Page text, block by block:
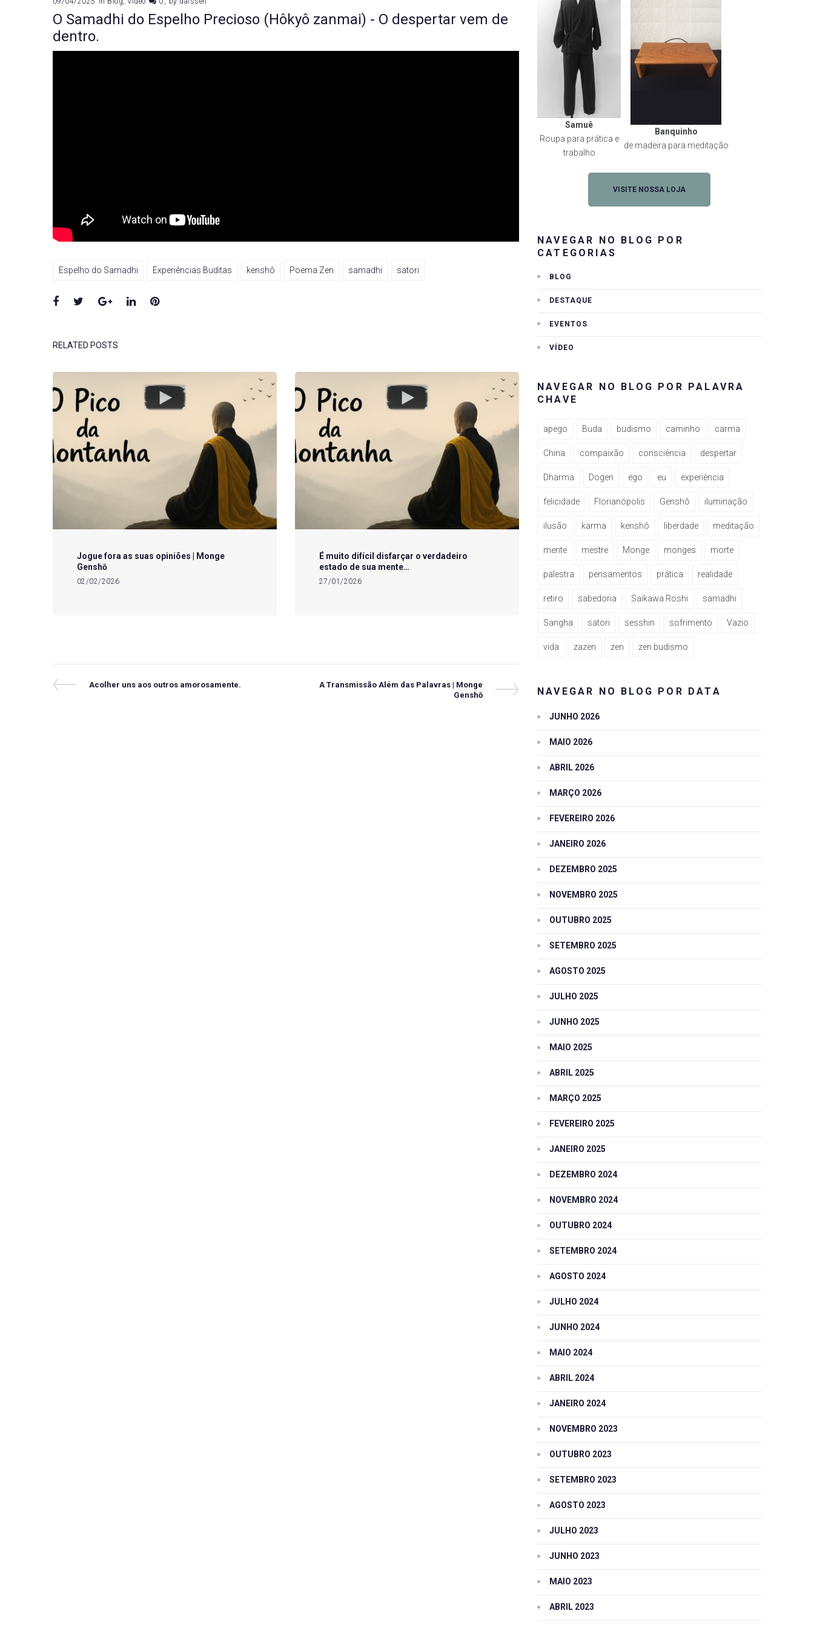
O Samadhi do Espelho Precioso (Hôkyô zanmai) - O despertar vem de
dentro.
Espelho do Samadhi Experiências Buditas kenshô Poema Zen samadhi satori
Facebook
TwitterGoogle+LinkedInPinterest
RELATED POSTS
Jogue fora as suas opiniões | Monge
Genshō
02/02/2026
É muito difícil disfarçar o verdadeiro
estado de sua mente…
27/01/2026
Navegação
Previous
Acolher uns aos outros amorosamente.
Next
A Transmissão Além das Palavras | Monge
Genshō
Samuê
Roupa para prática e
trabalho
Banquinho
de madeira para meditação
VISITE NOSSA LOJA
NAVEGAR NO BLOG POR
CATEGORIAS
BLOG
DESTAQUE
EVENTOS
VÍDEO
NAVEGAR NO BLOG POR PALAVRA
CHAVE
apego Buda budismo caminho carma
China compaixão consciência despertar
Dharma Dogen ego eu experiência
felicidade Florianópolis Genshô iluminação
ilusão karma kenshô liberdade meditação
mente mestre Monge monges morte
palestra pensamentos prática realidade
retiro sabedoria Saikawa Roshi samadhi
Sangha satori sesshin sofrimento Vazio
vida zazen zen zen budismo
NAVEGAR NO BLOG POR DATA
JUNHO 2026
MAIO 2026
ABRIL 2026
MARÇO 2026
FEVEREIRO 2026
JANEIRO 2026
DEZEMBRO 2025
NOVEMBRO 2025
OUTUBRO 2025
SETEMBRO 2025
AGOSTO 2025
JULHO 2025
JUNHO 2025
MAIO 2025
ABRIL 2025
MARÇO 2025
FEVEREIRO 2025
JANEIRO 2025
DEZEMBRO 2024
NOVEMBRO 2024
OUTUBRO 2024
SETEMBRO 2024
AGOSTO 2024
JULHO 2024
JUNHO 2024
MAIO 2024
ABRIL 2024
JANEIRO 2024
NOVEMBRO 2023
OUTUBRO 2023
SETEMBRO 2023
AGOSTO 2023
JULHO 2023
JUNHO 2023
MAIO 2023
ABRIL 2023